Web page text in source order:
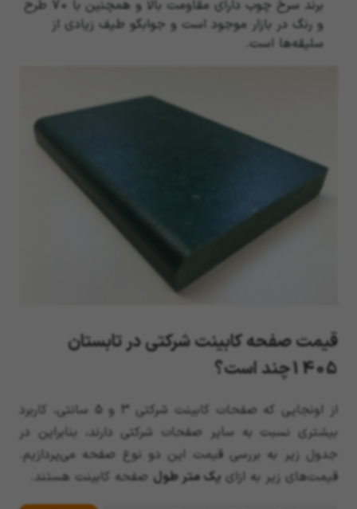
برند سرخ چوب دارای مقاومت بالا و همچنین با 70 طرح
و رنگ در بازار موجود است و جوابگو طیف زیادی از
سلیقه‌ها است.
قیمت صفحه کابینت شرکتی در تابستان
1405چند است؟
از اونجایی که صفحات کابینت شرکتی 3 و 5 سانتی، کاربرد
بیشتری نسبت به سایر صفحات شرکتی دارند، بنابراین در
جدول زیر به بررسی قیمت این دو نوع صفحه می‌پردازیم.
قیمت‌های زیر به ازای یک متر طول صفحه کابینت هستند.